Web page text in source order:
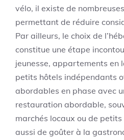
vélo, il existe de
permettant de réduire
Par ailleurs, le choix de
constitue une étape
jeunesse, appartements en
petits hôtels indépendants
abordables en phase avec
restauration abordable,
marchés locaux ou de
aussi de goûter à la